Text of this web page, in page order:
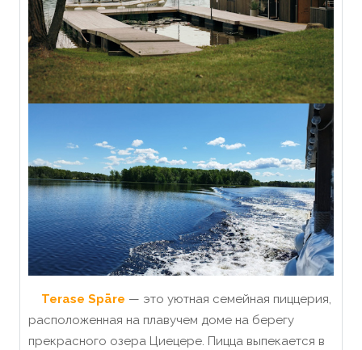
Terase Spāre — это уютная семейная пиццерия,
расположенная на плавучем доме на берегу
прекрасного озера Циецере. Пицца выпекается в